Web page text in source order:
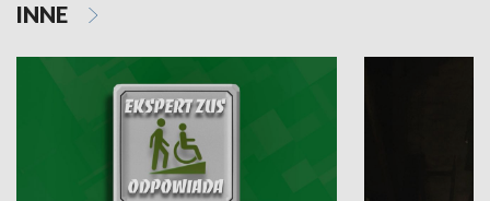
INNE